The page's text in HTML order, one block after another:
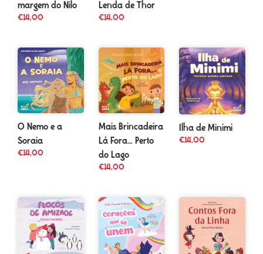
margem do Nilo
€14,00
Lenda de Thor
€14,00
O Nemo e a
Soraia
€14,00
Mais Brincadeira
Lá Fora… Perto
do Lago
€14,00
Ilha de Minimi
€14,00